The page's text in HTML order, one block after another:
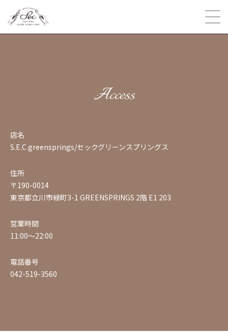
Access
店名
S.E.C greensprings/セックグリーンスプリングス
住所
〒190-0014
東京都立川市緑町3-1 GREENSPRINGS 2階 E1 203
営業時間
11:00〜22:00
電話番号
042-519-3560